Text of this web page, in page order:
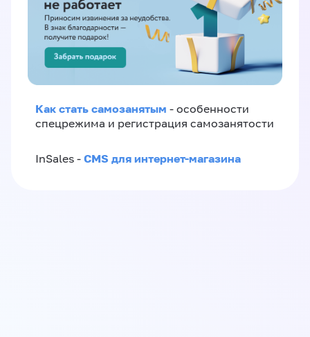
Как стать самозанятым - особенности
спецрежима и регистрация самозанятости
InSales - CMS для интернет-магазина